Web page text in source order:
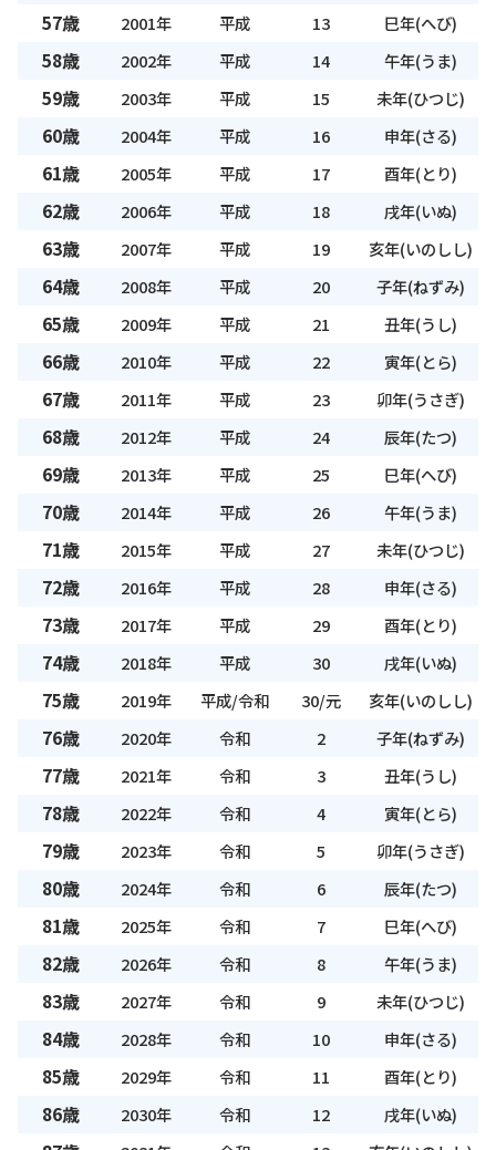
57歳 2001年 平成 13 巳年(へび)
58歳 2002年 平成 14 午年(うま)
59歳 2003年 平成 15 未年(ひつじ)
60歳 2004年 平成 16 申年(さる)
61歳 2005年 平成 17 酉年(とり)
62歳 2006年 平成 18 戌年(いぬ)
63歳 2007年 平成 19 亥年(いのしし)
64歳 2008年 平成 20 子年(ねずみ)
65歳 2009年 平成 21 丑年(うし)
66歳 2010年 平成 22 寅年(とら)
67歳 2011年 平成 23 卯年(うさぎ)
68歳 2012年 平成 24 辰年(たつ)
69歳 2013年 平成 25 巳年(へび)
70歳 2014年 平成 26 午年(うま)
71歳 2015年 平成 27 未年(ひつじ)
72歳 2016年 平成 28 申年(さる)
73歳 2017年 平成 29 酉年(とり)
74歳 2018年 平成 30 戌年(いぬ)
75歳 2019年 平成/令和 30/元 亥年(いのしし)
76歳 2020年 令和 2 子年(ねずみ)
77歳 2021年 令和 3 丑年(うし)
78歳 2022年 令和 4 寅年(とら)
79歳 2023年 令和 5 卯年(うさぎ)
80歳 2024年 令和 6 辰年(たつ)
81歳 2025年 令和 7 巳年(へび)
82歳 2026年 令和 8 午年(うま)
83歳 2027年 令和 9 未年(ひつじ)
84歳 2028年 令和 10 申年(さる)
85歳 2029年 令和 11 酉年(とり)
86歳 2030年 令和 12 戌年(いぬ)